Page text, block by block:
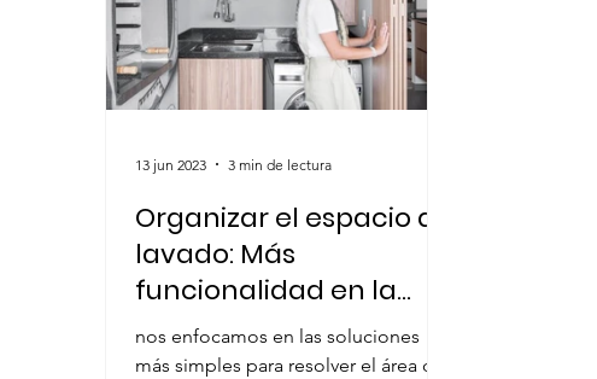
Organizar el espacio de
lavado: Más
funcionalidad en la
vida cotidiana
nos enfocamos en las soluciones
más simples para resolver el área de
13 jun 2023 3 min de lectura